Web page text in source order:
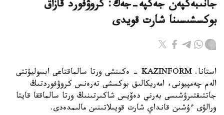
جانىبەكپەن جەكپە-جەك: كروۋفورد قازاق
بوكسشىسىنا شارت قويدى
استانا. KAZINFORM – ەكىنشى ورتا سالماقتاعى ابسوليۋتتى
الەم چەمپيونى، امەريكالىق بوكسشى تەرەنس كروۋفوردتىڭ
جاتتىقتىرۋشىسى بەرني دەۆيس شاكىرتىنىڭ ورتا سالماققا قايتا
ورالۋى ءۇشىن قانداي شارت قويىلاتىنىن مالىمدەدى.